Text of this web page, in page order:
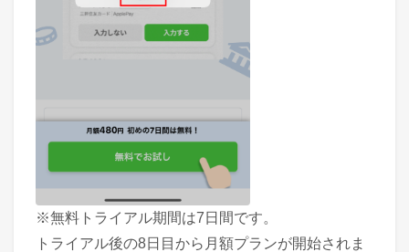
※無料トライアル期間は7日間です。
トライアル後の8日目から月額プランが開始されま